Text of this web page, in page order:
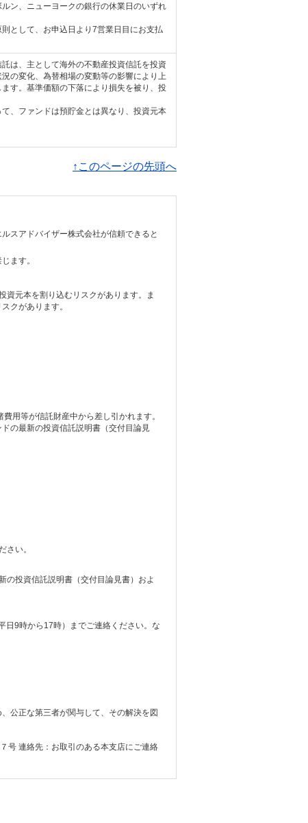
ン、ニューヨークの銀行の休業日のいずれ
として、お申込日より7営業日目にお支払
は、主として海外の不動産投資信託を投資
の変化、為替相場の変動等の影響により上
す。基準価額の下落により損失を被り、投
、ファンドは預貯金とは異なり、投資元本
↑このページの先頭へ
スアドバイザー株式会社が信頼できると
ます。
資元本を割り込むリスクがあります。ま
クがあります。
用等が信託財産中から差し引かれます。
の最新の投資信託説明書（交付目論見
さい。
の投資信託説明書（交付目論見書）およ
9時から17時）までご連絡ください。な
公正な第三者が関与して、その解決を図
号 連絡先：お取引のある本支店にご連絡